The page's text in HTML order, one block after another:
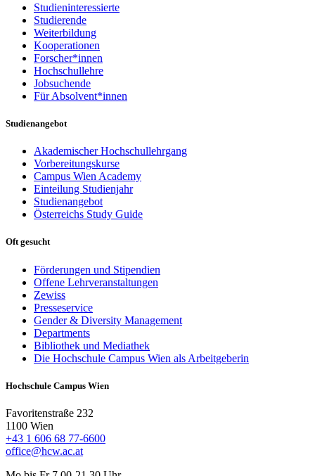
Studieninteressierte
Studierende
Weiterbildung
Kooperationen
Forscher*innen
Hochschullehre
Jobsuchende
Für Absolvent*innen
Studienangebot
Akademischer Hochschullehrgang
Vorbereitungskurse
Campus Wien Academy
Einteilung Studienjahr
Studienangebot
Österreichs Study Guide
Oft gesucht
Förderungen und Stipendien
Offene Lehrveranstaltungen
Zewiss
Presseservice
Gender & Diversity Management
Departments
Bibliothek und Mediathek
Die Hochschule Campus Wien als Arbeitgeberin
Hochschule Campus Wien
Favoritenstraße 232
1100 Wien
+43 1 606 68 77-6600
office@hcw.ac.at